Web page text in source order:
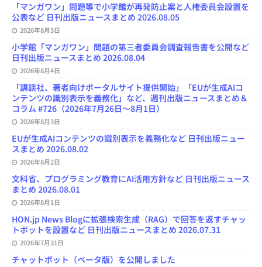
「マンガワン」問題等で小学館が再発防止案と人権委員会設置を
公表など 日刊出版ニュースまとめ 2026.08.05
2026年8月5日
小学館「マンガワン」問題の第三者委員会調査報告書を公開など
日刊出版ニュースまとめ 2026.08.04
2026年8月4日
「講談社、著者向けポータルサイト提供開始」「EUが生成AIコ
ンテンツの識別表示を義務化」など、週刊出版ニュースまとめ＆
コラム #726（2026年7月26日～8月1日）
2026年8月3日
EUが生成AIコンテンツの識別表示を義務化など 日刊出版ニュー
スまとめ 2026.08.02
2026年8月2日
文科省、プログラミング教育にAI活用方針など 日刊出版ニュース
まとめ 2026.08.01
2026年8月1日
HON.jp News Blogに拡張検索生成（RAG）で回答を返すチャッ
トボットを設置など 日刊出版ニュースまとめ 2026.07.31
2026年7月31日
チャットボット（ベータ版）を公開しました